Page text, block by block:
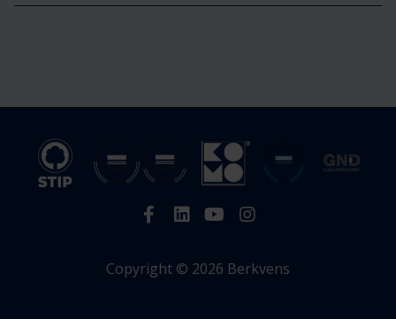
Copyright © 2026 Berkvens